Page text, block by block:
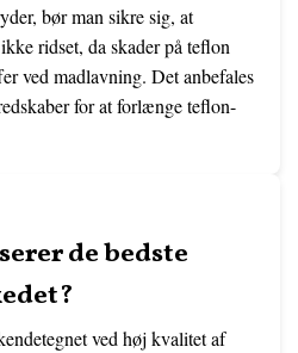
bør man sikre sig, at
ridset, da skader på teflon
ved madlavning. Det anbefales
for at forlænge teflon-
de bedste
ved høj kvalitet af